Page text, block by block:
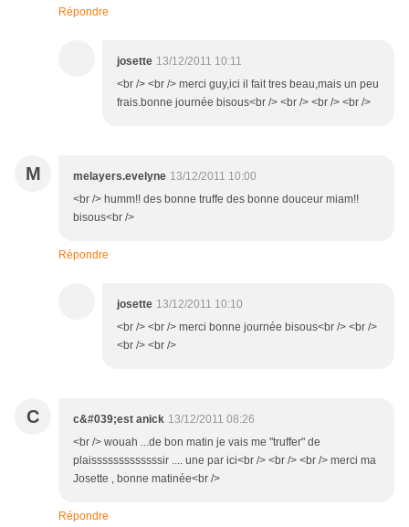
Répondre
josette 13/12/2011 10:11
<br /> <br /> merci guy,ici il fait tres beau,mais un peu
frais.bonne journée bisous<br /> <br /> <br /> <br />
M melayers.evelyne 13/12/2011 10:00
<br /> humm!! des bonne truffe des bonne douceur miam!!
bisous<br />
Répondre
josette 13/12/2011 10:10
<br /> <br /> merci bonne journée bisous<br /> <br />
<br /> <br />
C c&#039;est anick 13/12/2011 08:26
<br /> wouah ...de bon matin je vais me "truffer" de
plaisssssssssssssir .... une par ici<br /> <br /> <br /> merci ma
Josette , bonne matinée<br />
Répondre